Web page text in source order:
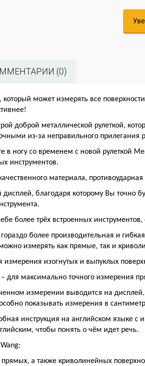
(0)
может измерять все
доброй металлической рулеткой,
из-за неправильного прилегания
в ногу со временем с новой рулеткой
инструментов.
материала,
дисплей, благодаря которому Вы точно
более трёх встроенных инструментов,
более производительная и
измерять как прямые, так и
измерения изогнутых и выпуклых
для максимально точного измерения
измерении выводится на
показывать измерения в
инструкция на английском языке
чтобы понять о чём идет речь.
Wang:
а также криволинейных